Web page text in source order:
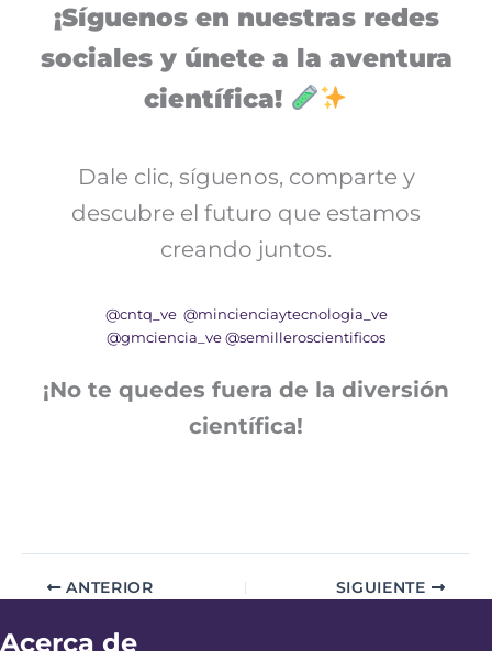
¡Síguenos en nuestras redes
sociales y únete a la aventura
científica!
Dale clic, síguenos, comparte y
descubre el futuro que estamos
creando juntos.
@cntq_ve @mincienciaytecnologia_ve
@gmciencia_ve @semilleroscientificos
¡No te quedes fuera de la diversión
científica!
ANTERIOR SIGUIENTE
Acerca de